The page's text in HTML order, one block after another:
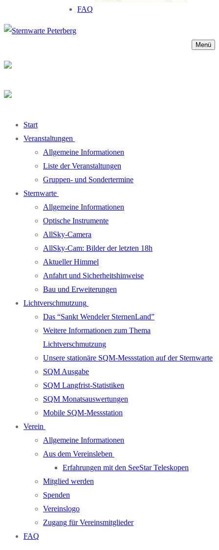
FAQ
Menü
Start
Veranstaltungen
Allgemeine Informationen
Liste der Veranstaltungen
Gruppen- und Sondertermine
Sternwarte
Allgemeine Informationen
Optische Instrumente
AllSky-Camera
AllSky-Cam: Bilder der letzten 18h
Aktueller Himmel
Anfahrt und Sicherheitshinweise
Bau und Erweiterungen
Lichtverschmutzung
Das “Sankt Wendeler SternenLand”
Weitere Informationen zum Thema
Lichtverschmutzung
Unsere stationäre SQM-Messstation auf der Sternwarte
SQM Ausgabe
SQM Langfrist-Statistiken
SQM Monatsauswertungen
Mobile SQM-Messstation
Verein
Allgemeine Informationen
Aus dem Vereinsleben
Erfahrungen mit den SeeStar Teleskopen
Mitglied werden
Spenden
Vereinslogo
Zugang für Vereinsmitglieder
FAQ